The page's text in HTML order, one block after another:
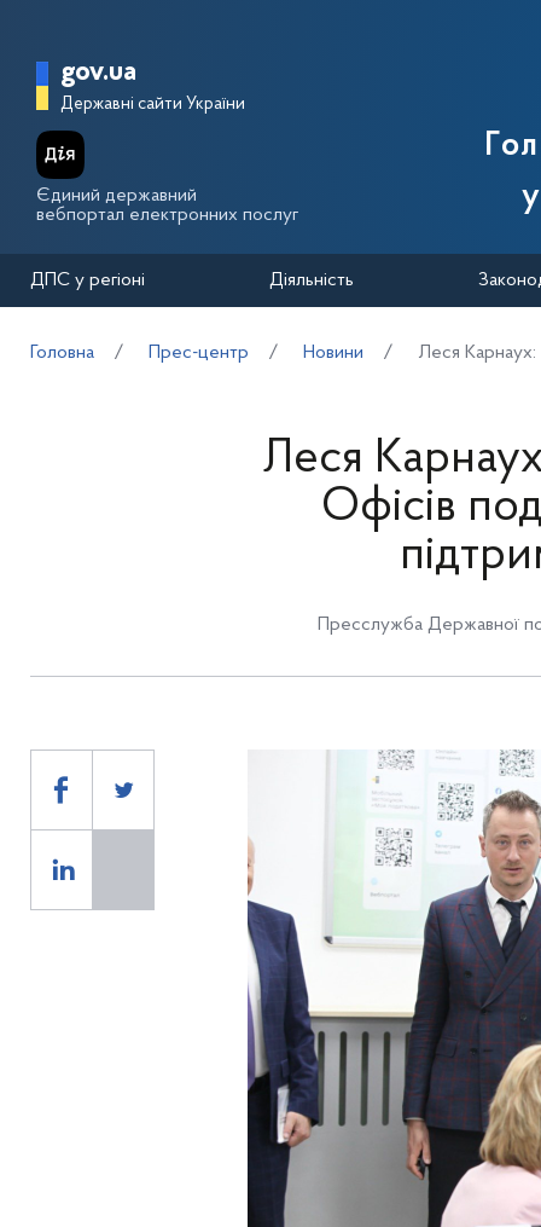
Головна сторінка Державної
gov.ua
Державні сайти України
Єдиний державний
вебпортал електронних послуг
ДПС у регіоні Діяльність
Головна Прес-центр Новини Леся Карнаух:
Леся
Офісів
Пресслужба Державної